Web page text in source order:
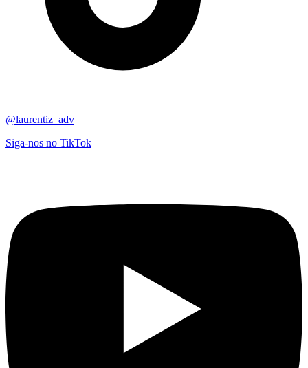
@laurentiz_adv
Siga-nos no TikTok